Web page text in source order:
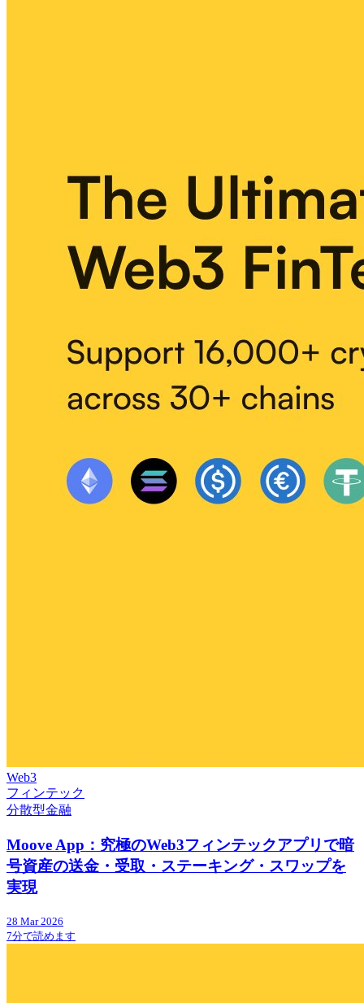
Web3
フィンテック
分散型金融
Moove App：究極のWeb3フィンテックアプリで暗
号資産の送金・受取・ステーキング・スワップを
実現
28 Mar 2026
7分で読めます